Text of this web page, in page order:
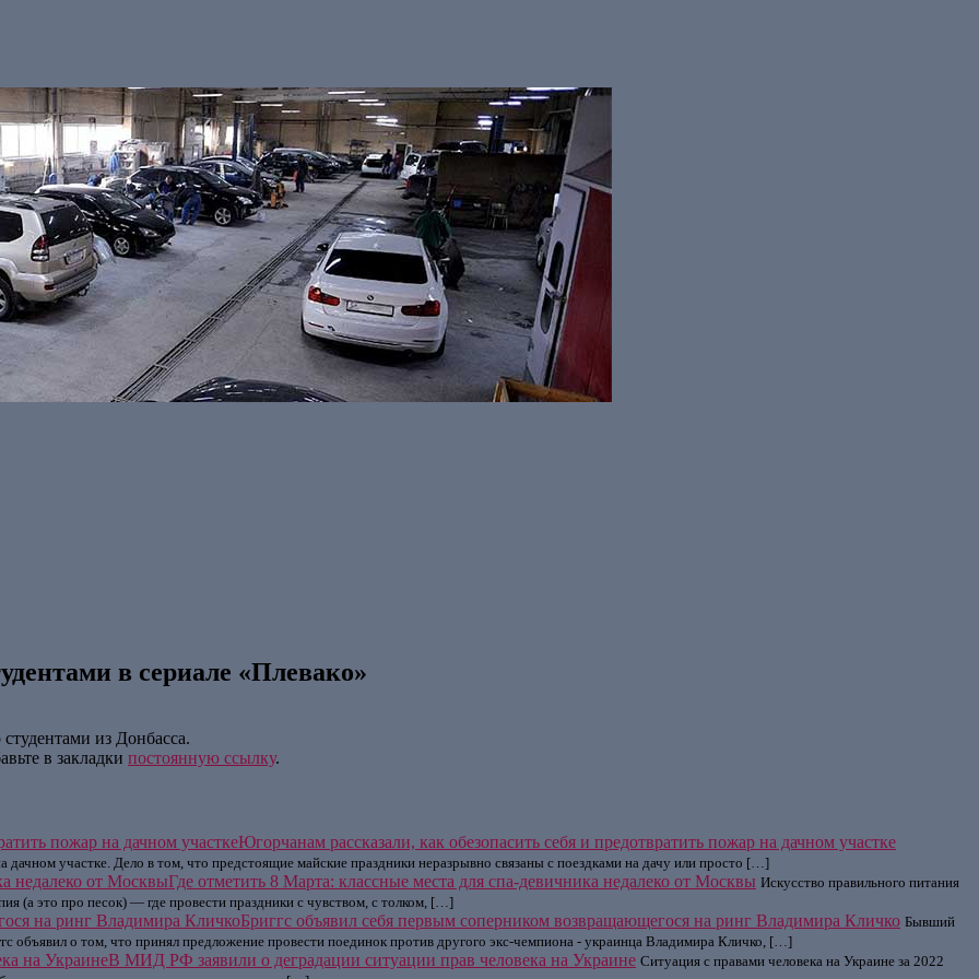
в сериале «Плевако»
из Донбасса.
в закладки постоянную ссылку.
Югорчанам рассказали, как обезопасить себя и предотвратить пожар на дачном участке
дачном участке. Дело в том, что предстоящие майские праздники неразрывно связаны с поездками на дачу или просто […]
Где отметить 8 Марта: классные места для спа-девичника недалеко от Москвы Искусство правильного питания
(а это про песок) — где провести праздники с чувством, с толком, […]
Бриггс объявил себя первым соперником возвращающегося на ринг Владимира Кличко Бывший
объявил о том, что принял предложение провести поединок против другого экс-чемпиона - украинца Владимира Кличко, […]
В МИД РФ заявили о деградации ситуации прав человека на Украине Ситуация с правами человека на Украине за 2022